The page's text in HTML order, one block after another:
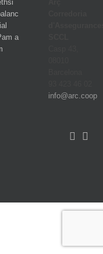
info@arc.coop